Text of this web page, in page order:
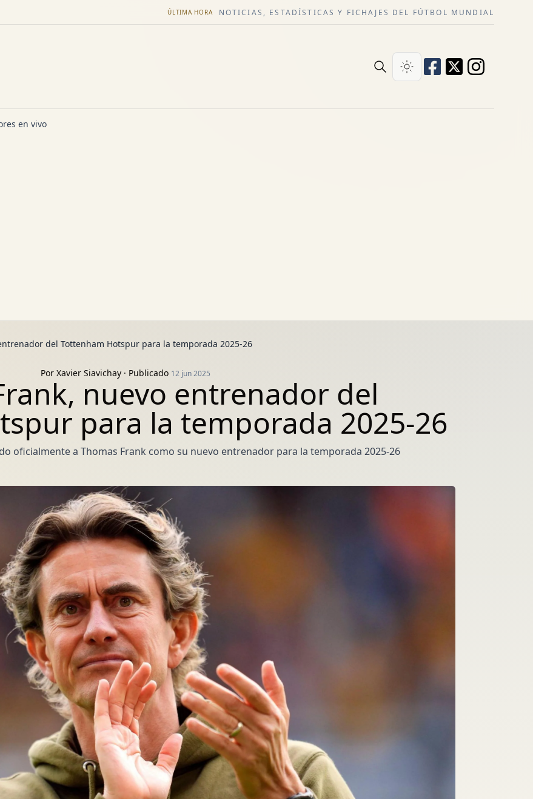
ÚLTIMA HORA NOTICIAS, ESTADÍSTICAS Y FICHAJES DEL FÚTBOL MUNDIAL
en vivo
del Tottenham Hotspur para la temporada 2025-26
Por Xavier Siavichay · Publicado 12 jun 2025
nuevo entrenador del
para la temporada 2025-26
oficialmente a Thomas Frank como su nuevo entrenador para la temporada 2025-26